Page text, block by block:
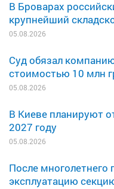
В Броварах
крупнейший
05.08.2026
Суд обязал
стоимостью 10 млн
05.08.2026
В Киеве планируют
2027 году
05.08.2026
После многолетнего
эксплуатацию